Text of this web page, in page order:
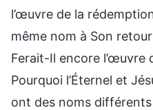
l’œuvre de la
même nom à Son
Ferait-Il encore l’œuvre
Pourquoi l’Éternel et
ont des noms